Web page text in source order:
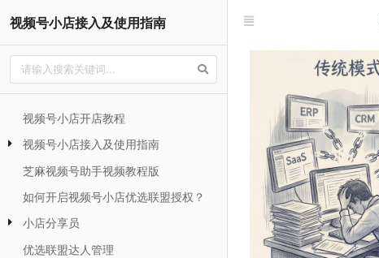
视频号小店接入及使用指南
视频号小店开店教程
视频号小店接入及使用指南
芝麻视频号助手视频教程版
如何开启视频号小店优选联盟授权？
小店分享员
优选联盟达人管理